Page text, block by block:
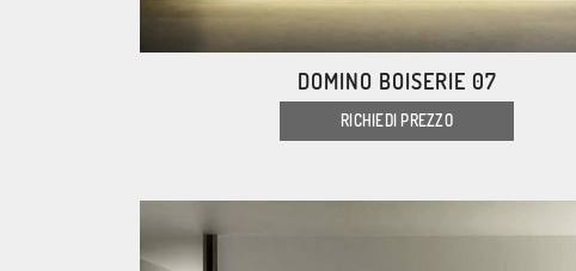
DOMINO BOISERIE 07
RICHIEDI PREZZO